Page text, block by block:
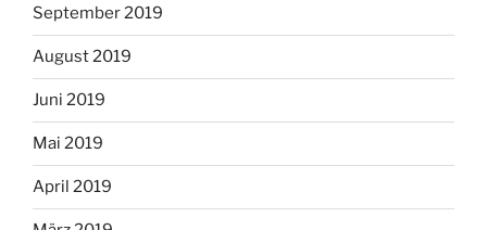
September 2019
August 2019
Juni 2019
Mai 2019
April 2019